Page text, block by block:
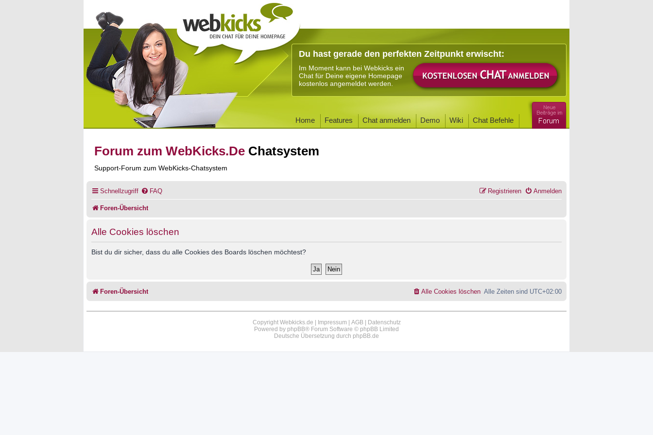
Du hast gerade den perfekten Zeitpunkt erwischt:
Im Moment kann bei Webkicks ein
Chat für Deine eigene Homepage
kostenlos angemeldet werden.
Home Features Chat anmelden Demo Wiki Chat Befehle
Forum zum WebKicks.De Chatsystem
Support-Forum zum WebKicks-Chatsystem
Schnellzugriff FAQ Anmelden
Registrieren
Foren-Übersicht
Alle Cookies löschen
Bist du dir sicher, dass du alle Cookies des Boards löschen möchtest?
Foren-Übersicht Alle Zeiten sind UTC+02:00
Alle Cookies löschen
Copyright Webkicks.de | Impressum AGB|
Datenschutz
Powered by phpBB® Forum Software © phpBB Limited
Deutsche Übersetzung durch phpBB.de